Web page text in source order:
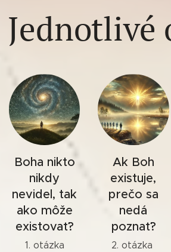
Jednotlivé
Boha nikto
nikdy
nevidel, tak
ako môže
existovať?
1. otázka
Ak Boh
existuje,
prečo sa
nedá
poznať?
2. otázka